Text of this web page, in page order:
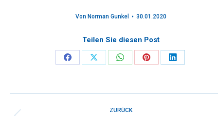
Von Norman Gunkel 30.01.2020
Teilen Sie diesen Post
Share
Facebook
Share
X
Share
WhatsApp
Share
Pinterest
Share
LinkedIn
ZURÜCK